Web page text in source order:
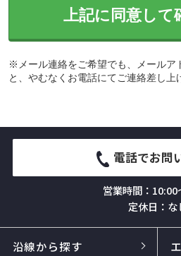
上記に同意して
※メール連絡をご希望でも、メールア
と、やむなくお電話にてご連絡差し上
電話でお問
営業時間：
定休日：な
沿線から探す